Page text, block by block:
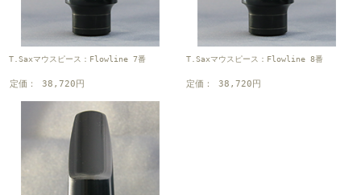
T.Saxマウスピース：Flowline 7番
定価： 38,720円
T.Saxマウスピース：Flowline 8番
定価： 38,720円